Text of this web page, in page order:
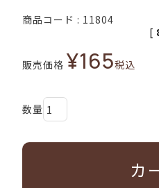
商品コード 11804
販売価格 ¥165税込
[
カ